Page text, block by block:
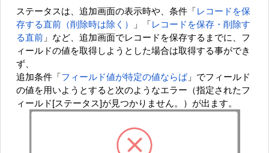
ステータスは、追加画面の表示時や、条件「 レコードを保
存する直前（削除時は除く）
」「 レコードを保存・削除す
る直前 」など、追加画面でレコードを保存するまでに、フ
ィールドの値を取得しようとした場合は取得する事ができ
ず、
追加条件「 フィールド値が特定の値ならば」でフィールド
の値を用いようとすると次のようなエラー（指定されたフ
ィールド[ステータス]が見つかりません。）が出ます。